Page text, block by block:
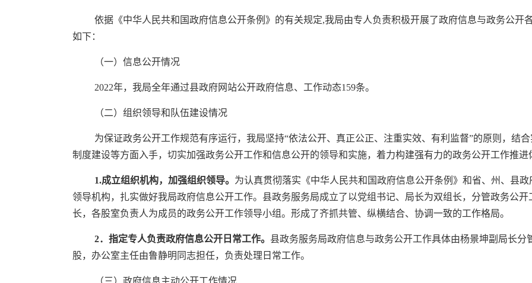
依据《中华人民共和国政府信息公开条例》的有关规定,我局由专人负责积极开展了政府信息与政务公开
如下：
（一）信息公开情况
2022年，我局全年通过县政府网站公开政府信息、工作动态159条。
（二）组织领导和队伍建设情况
为保证政务公开工作规范有序运行，我局坚持“依法公开、真正公正、注重实效、有利监督”的原则，结
制度建设等方面入手，切实加强政务公开工作和信息公开的领导和实施，着力构建强有力的政务公开工作推进
1.成立组织机构，加强组织领导。 为认真贯彻落实《中华人民共和国政府信息公开条例》和省、州、县
领导机构，扎实做好我局政府信息公开工作。县政务服务局成立了以党组书记、局长为双组长，分管政务公
长，各股室负责人为成员的政务公开工作领导小组。形成了齐抓共管、纵横结合、协调一致的工作格局。
2．指定专人负责政府信息公开日常工作。 县政务服务局政府信息与政务公开工作具体由杨景坤副局长
股，办公室主任由鲁静明同志担任，负责处理日常工作。
（三）政府信息主动公开工作情况